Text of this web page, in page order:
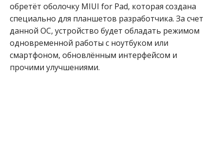
обретёт оболочку MIUI for Pad, которая создана
специально для планшетов разработчика. За счет
данной ОС, устройство будет обладать режимом
одновременной работы с ноутбуком или
смартфоном, обновлённым интерфейсом и
прочими улучшениями.